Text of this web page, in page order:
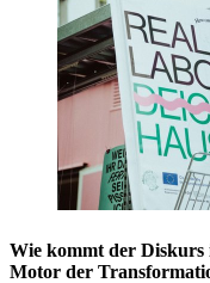
Wie kommt der Diskurs
Motor der